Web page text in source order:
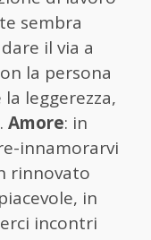
sembra
il via a
la persona
leggerezza,
Amore: in
innamorarvi
rinnovato
in
incontri